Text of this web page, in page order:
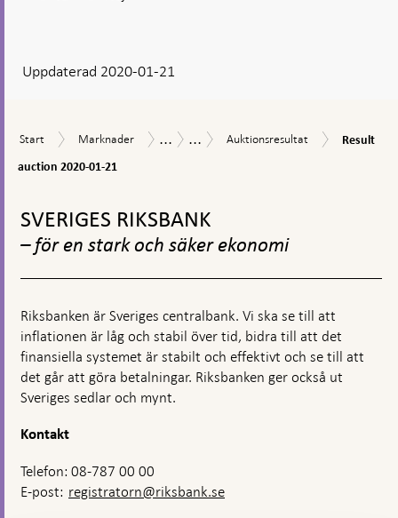
visas
Uppdaterad 2020-01-21
Start
Start Marknader
Marknader Marknadsoperationer
... Riksbankscertifikat
... Auktionsresultat
Auktionsresultat
Result
Result
auction 2020-01-21
toppnavigation
SVERIGES RIKSBANK
– för en stark och säker ekonomi
Riksbanken är Sveriges centralbank. Vi ska se till att
inflationen är låg och stabil över tid, bidra till att det
finansiella systemet är stabilt och effektivt och se till att
det går att göra betalningar. Riksbanken ger också ut
Sveriges sedlar och mynt.
Kontakt
Telefon: 08-787 00 00
E-post: registratorn@riksbank.se